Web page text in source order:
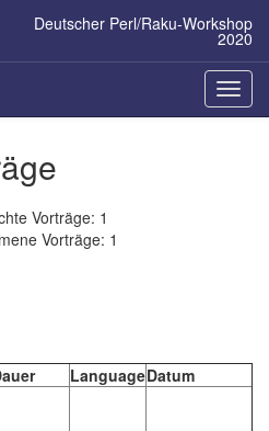
Deutscher Perl/Raku-Workshop
2020
ein-/
Vorträge: 1
Vorträge: 1
LanguageDatum